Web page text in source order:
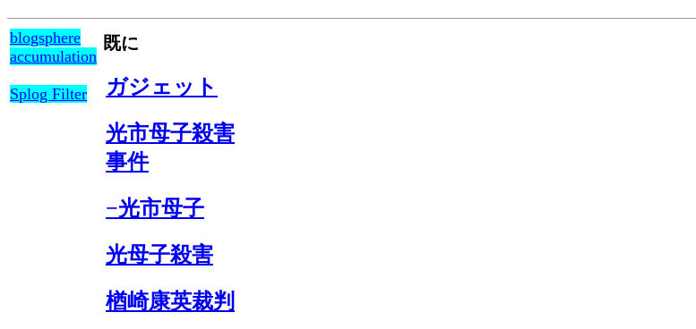
blogsphere
accumulation
Splog Filter
既に
ガジェット
光市母子殺害
事件
−光市母子
光母子殺害
楢崎康英裁判